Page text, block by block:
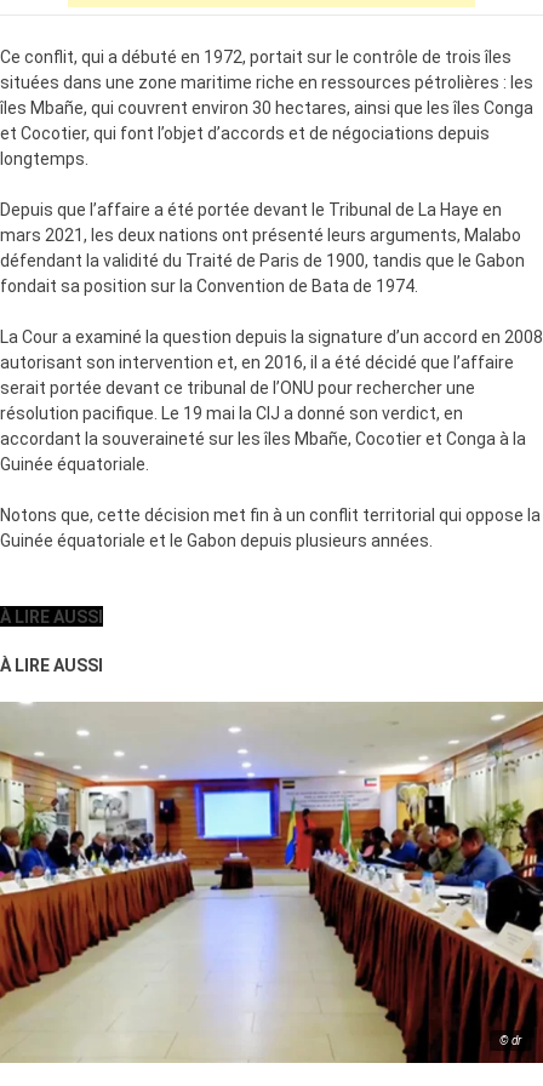
Ce conflit, qui a débuté en 1972, portait sur le contrôle de trois îles
situées dans une zone maritime riche en ressources pétrolières : les
îles Mbañe, qui couvrent environ 30 hectares, ainsi que les îles Conga
et Cocotier, qui font l’objet d’accords et de négociations depuis
longtemps.
Depuis que l’affaire a été portée devant le Tribunal de La Haye en
mars 2021, les deux nations ont présenté leurs arguments, Malabo
défendant la validité du Traité de Paris de 1900, tandis que le Gabon
fondait sa position sur la Convention de Bata de 1974.
La Cour a examiné la question depuis la signature d’un accord en 2008
autorisant son intervention et, en 2016, il a été décidé que l’affaire
serait portée devant ce tribunal de l’ONU pour rechercher une
résolution pacifique. Le 19 mai la CIJ a donné son verdict, en
accordant la souveraineté sur les îles Mbañe, Cocotier et Conga à la
Guinée équatoriale.
Notons que, cette décision met fin à un conflit territorial qui oppose la
Guinée équatoriale et le Gabon depuis plusieurs années.
À LIRE AUSSI
À LIRE AUSSI
© dr